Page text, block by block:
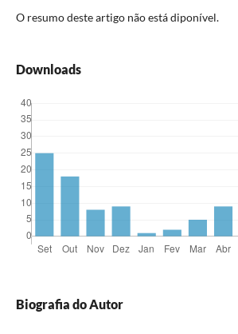
O resumo deste artigo não está diponível.
Downloads
Biografia do Autor